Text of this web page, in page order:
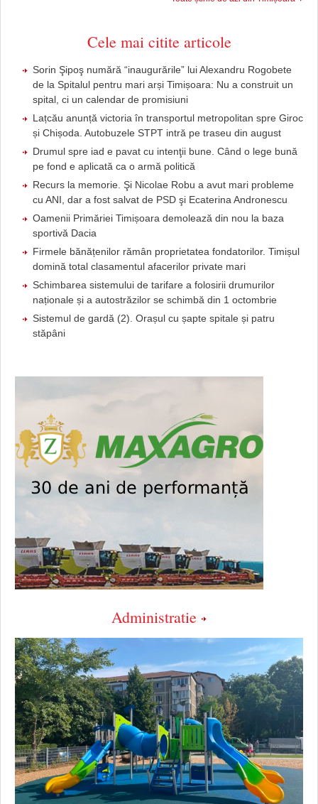
Cele mai citite articole
Sorin Şipoş numără “inaugurările” lui Alexandru Rogobete
de la Spitalul pentru mari arși Timișoara: Nu a construit un
spital, ci un calendar de promisiuni
Lațcău anunță victoria în transportul metropolitan spre Giroc
și Chișoda. Autobuzele STPT intră pe traseu din august
Drumul spre iad e pavat cu intenţii bune. Când o lege bună
pe fond e aplicată ca o armă politică
Recurs la memorie. Şi Nicolae Robu a avut mari probleme
cu ANI, dar a fost salvat de PSD şi Ecaterina Andronescu
Oamenii Primăriei Timișoara demolează din nou la baza
sportivă Dacia
Firmele bănățenilor rămân proprietatea fondatorilor. Timișul
domină total clasamentul afacerilor private mari
Schimbarea sistemului de tarifare a folosirii drumurilor
naționale și a autostrăzilor se schimbă din 1 octombrie
Sistemul de gardă (2). Orașul cu șapte spitale și patru
stăpâni
Administratie